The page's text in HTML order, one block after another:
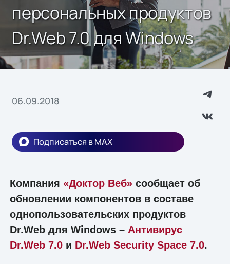
персональных продуктов
Dr.Web 7.0 для Windows
06.09.2018
Подписаться в MAX
Компания «Доктор Веб»сообщает об
обновлении компонентов в составе
однопользовательских продуктов
Dr.Web для Windows – Антивирус
Dr.Web 7.0и Dr.Web Security Space 7.0.